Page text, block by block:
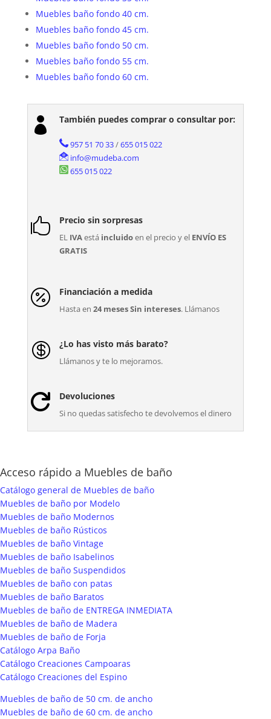
Muebles baño fondo 40 cm.
Muebles baño fondo 45 cm.
Muebles baño fondo 50 cm.
Muebles baño fondo 55 cm.
Muebles baño fondo 60 cm.
 También puedes comprar o consultar por:
957 51 70 33/655 015 022
info@mudeba.com
655 015 022
 Precio sin sorpresas
EL IVAestá incluidoen el precio y el ENVÍO ES
GRATIS
 Financiación a medida
Hasta en 24 meses Sin intereses. Llámanos
 ¿Lo has visto más barato?
Llámanos y te lo mejoramos.
 Devoluciones
Si no quedas satisfecho te devolvemos el dinero
Acceso rápido a Muebles de baño
Catálogo general de Muebles de baño
Muebles de baño por Modelo
Muebles de baño Modernos
Muebles de baño Rústicos
Muebles de baño Vintage
Muebles de baño Isabelinos
Muebles de baño Suspendidos
Muebles de baño con patas
Muebles de baño Baratos
Muebles de baño de ENTREGA INMEDIATA
Muebles de baño de Madera
Muebles de baño de Forja
Catálogo Arpa Baño
Catálogo Creaciones Campoaras
Catálogo Creaciones del Espino
Muebles de baño de 50 cm. de ancho
Muebles de baño de 60 cm. de ancho